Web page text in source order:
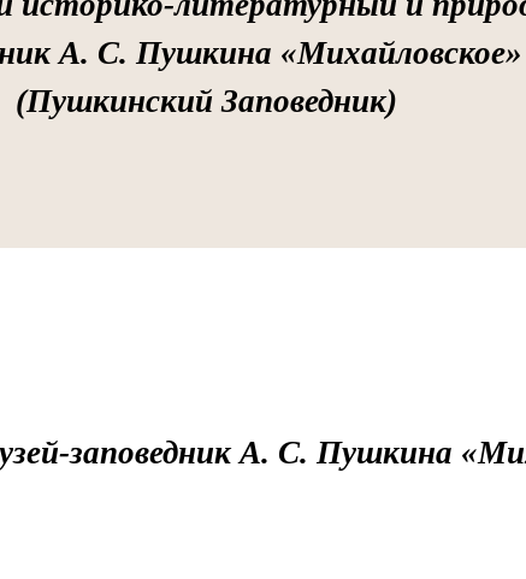
А. С. Пушкина «Михайловское»
(Пушкинский Заповедник)
заповедник А. С. Пушкина